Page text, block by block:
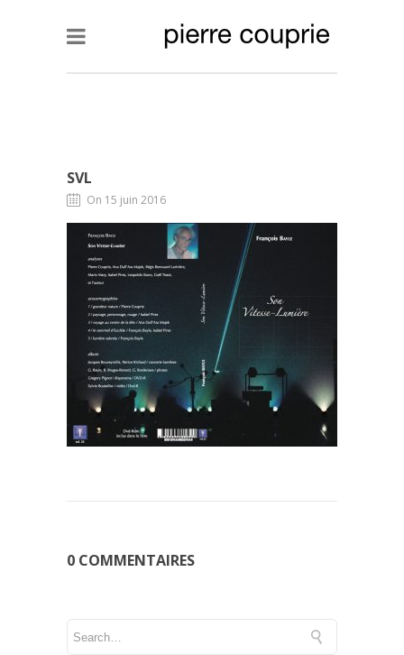
SVL
On 15 juin 2016
0 COMMENTAIRES